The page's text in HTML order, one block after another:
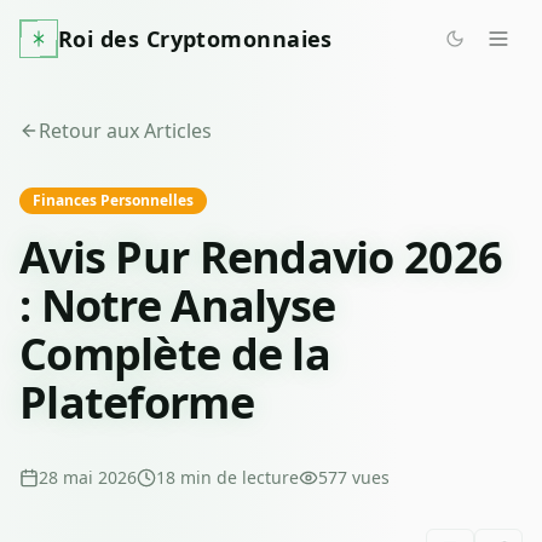
Roi des Cryptomonnaies
Retour aux Articles
Finances Personnelles
Avis Pur Rendavio 2026
: Notre Analyse
Complète de la
Plateforme
28 mai 2026 18 min de lecture 577 vues